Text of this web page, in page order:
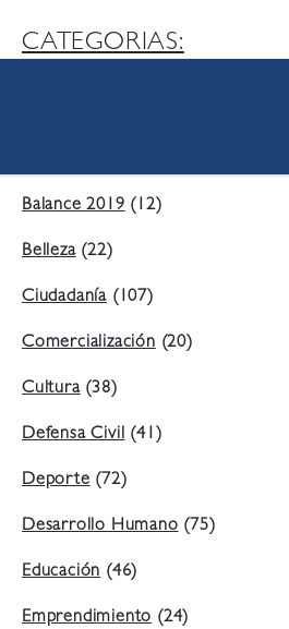
CATEGORIAS:
Balance 2019(12)
Belleza(22)
Ciudadanía (107)
Comercialización(20)
Cultura(38)
Defensa Civil(41)
Deporte(72)
Desarrollo Humano(75)
Educación(46)
Emprendimiento(24)